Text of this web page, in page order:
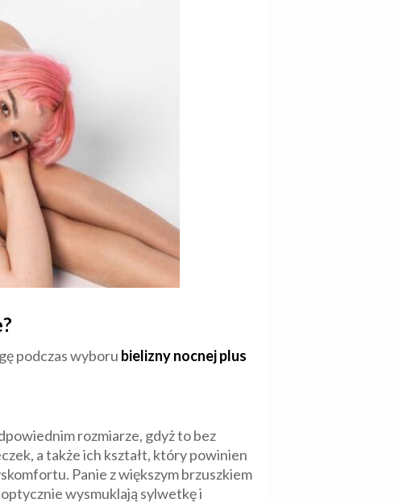
podczas wyboru bielizny nocnej plus
rozmiarze, gdyż to bez
a także ich kształt, który powinien
Panie z większym brzuszkiem
wysmuklają sylwetkę i